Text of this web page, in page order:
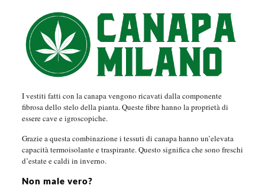
I vestiti fatti con la canapa vengono ricavati dalla componente
fibrosa dello stelo della pianta. Queste fibre hanno la proprietà di
essere cave e igroscopiche.
Grazie a questa combinazione i tessuti di canapa hanno un’elevata
capacità termoisolante e traspirante. Questo significa che sono freschi
d’estate e caldi in inverno.
Non male vero?